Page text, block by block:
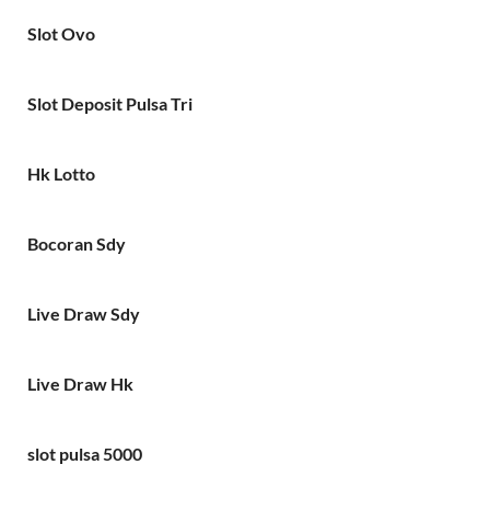
Slot Ovo
Slot Deposit Pulsa Tri
Hk Lotto
Bocoran Sdy
Live Draw Sdy
Live Draw Hk
slot pulsa 5000